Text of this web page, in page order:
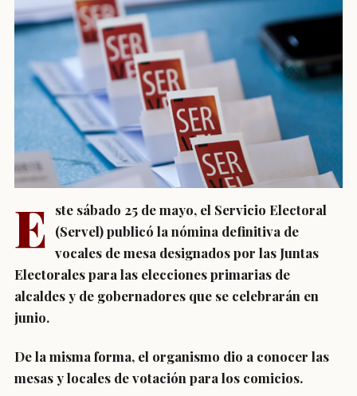
E ste sábado 25 de mayo, el Servicio Electoral
(Servel) publicó la nómina definitiva de
vocales de mesa designados por las Juntas
Electorales para las elecciones primarias de
alcaldes y de gobernadores que se celebrarán en
junio.
De la misma forma, el organismo dio a conocer las
mesas y locales de votación para los comicios.